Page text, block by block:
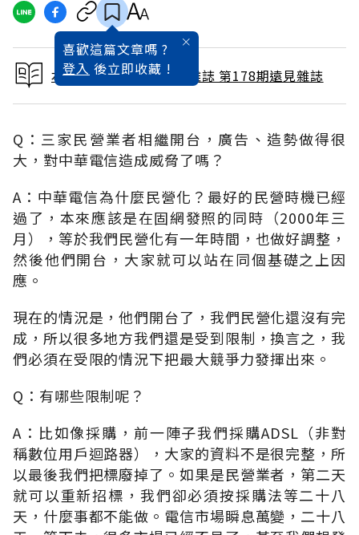
喜歡這篇文章嗎 ?
登入 後立即收藏 !
本文出自 2001 / 4月號雜誌 第178期遠見雜誌
Q：三家民營業者相繼開台，廣告、造勢做得很
大，對中華電信造成威脅了嗎？
A：中華電信為什麼民營化？最好的民營時機已經
過了，本來應該是在固網發照的同時（2000年三
月），等於我們民營化有一年時間，也做好調整，
然後他們開台，大家就可以站在同個基礎之上因
應。
現在的情況是，他們開台了，我們民營化還沒有完
成，所以很多地方我們還是受到限制，換言之，我
們必須在受限的情況下把最大競爭力發揮出來。
Q：有哪些限制呢？
A：比如像採購，前一陣子我們採購ADSL（非對
稱數位用戶迴路器），大家的資料不是很完整，所
以最後我們把標廢掉了。如果是民營業者，第二天
就可以重新招標，我們卻必須按採購法等二十八
天，什麼事都不能做。電信市場瞬息萬變，二十八